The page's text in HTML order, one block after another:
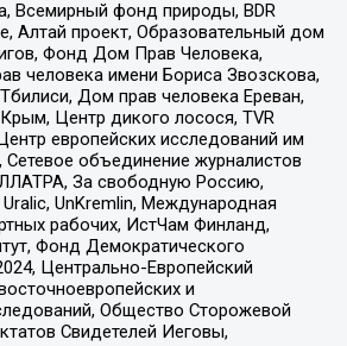
Всемирный фонд природы, BDR
Алтай проект, Образовательный дом
Фонд Дом Прав Человека,
человека имени Бориса Звозскова,
Дом прав человека Ереван,
Центр дикого лосося, TVR
европейских исследований им
объединение журналистов
За свободную Россию,
UnKremlin, Международная
рабочих, ИстЧам Финланд,
Фонд Демократического
Центрально-Европейский
и
Общество Сторожевой
Свидетелей Иеговы,